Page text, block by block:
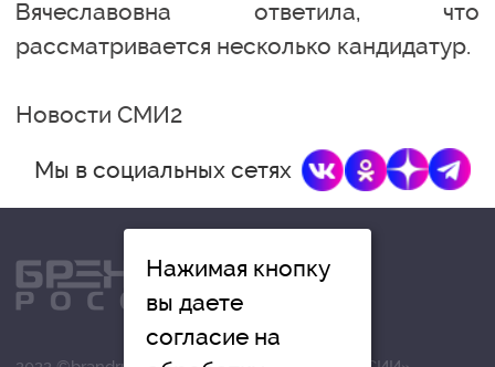
Вячеславовна ответила, что
рассматривается несколько кандидатур.
Новости СМИ2
Мы в социальных сетях
Нажимая кнопку
вы даете
согласие на